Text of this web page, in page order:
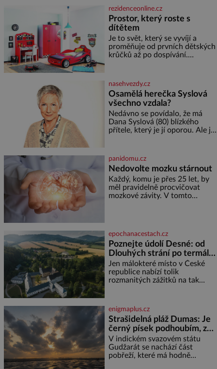
semínek dýně rozinek 3 šálky
ovesných vloček 1 lžíce mlet
rezidenceonline.cz
Prostor, který roste s
dítětem
Je to svět, který se vyvíjí a
proměňuje od prvních dětských
krůčků až po dospívání.
soustředění i odpočinek a
reaguje na každou etapu života
a specifické potřeby dítěte. Pro
nejmenší je klíčová
jednoduchost, měkkost a
bezpečí, proto by pokoj
miminka měl působit především
nasehvezdy.cz
Osamělá herečka Syslová
všechno vzdala?
Nedávno se povídalo, že má
Dana Syslová (80) blízkého
přítele, který je jí oporou. Ale je
častěji mluví o svém odchodu.
Dohnala ji snad samota? Půs
panidomu.cz
Nedovolte mozku stárnout
Každý, komu je přes 25 let, by
měl pravidelně procvičovat
mozkové závity. V tomto
jméno kolegy z práce. Nebo
marně v paměti lovíte název
knížky, kterou jste nedávno
přečetli. Je to opravdu tak, s
věkem jako kdyby se paměť
rozhodla stávkovat. Cvičte
epochanacestach.cz
Poznejte údolí Desné: od
Dlouhých strání po termální
prameny
Jen málokteré místo v České
republice nabízí tolik
rozmanitých zážitků na tak
jediného dne můžete
nahlédnout do útrob jedné z
nejvýznamnějších vodních
elektráren v Evropě, vydat se na
horské hřebeny, projet se na
koloběžce a den zakončit
poznáváním památek ve
enigmaplus.cz
Strašidelná pláž Dumas: Je
černý písek podhoubím, ze
kterého roste zlo?
V indickém svazovém státu
Gudžarát se nachází část
pobřeží, které má hodně